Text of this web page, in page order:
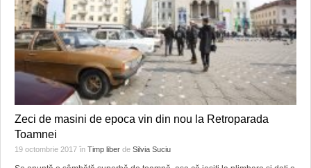
Zeci de masini de epoca vin din nou la Retroparada
Toamnei
19 octombrie 2017 în Timp liber de Silvia Suciu